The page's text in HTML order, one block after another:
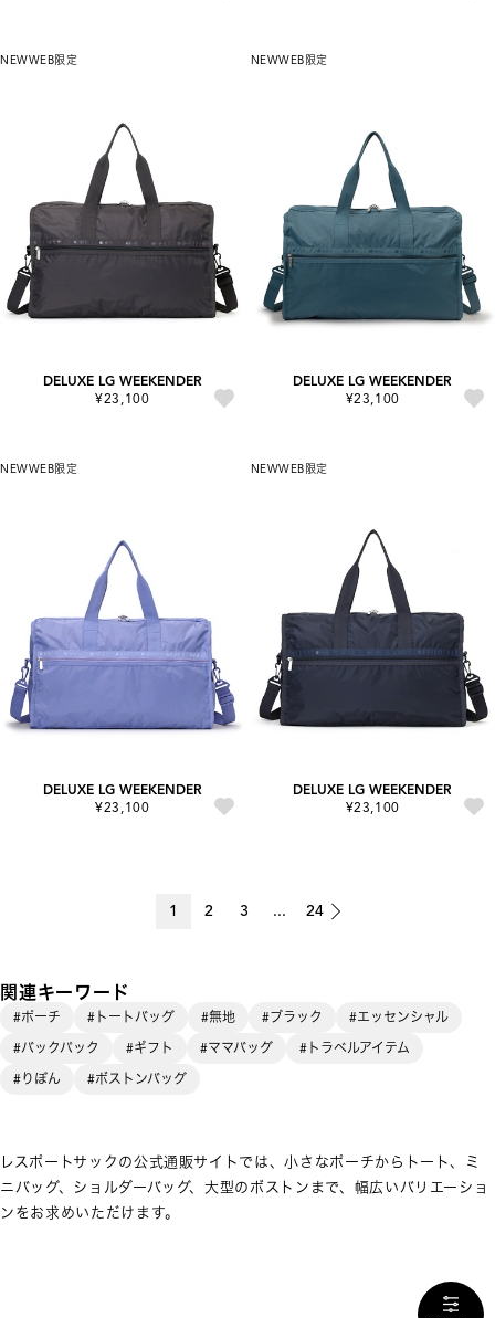
NEWWEB限定
DELUXE LG WEEKENDER
¥23,100
NEWWEB限定
DELUXE LG WEEKENDER
¥23,100
NEWWEB限定
DELUXE LG WEEKENDER
¥23,100
NEWWEB限定
DELUXE LG WEEKENDER
¥23,100
1 2 3 ... 24
関連キーワード
#ポーチ #トートバッグ #無地 #ブラック
#エッセンシャル
#バックパック
#ギフト #ママバッグ
#トラベルアイテム
#りぼん
#ボストンバッグ
レスポートサックの公式通販サイトでは、小さなポーチからトート、ミ
ニバッグ、ショルダーバッグ、大型のボストンまで、幅広いバリエーショ
ンをお求めいただけます。